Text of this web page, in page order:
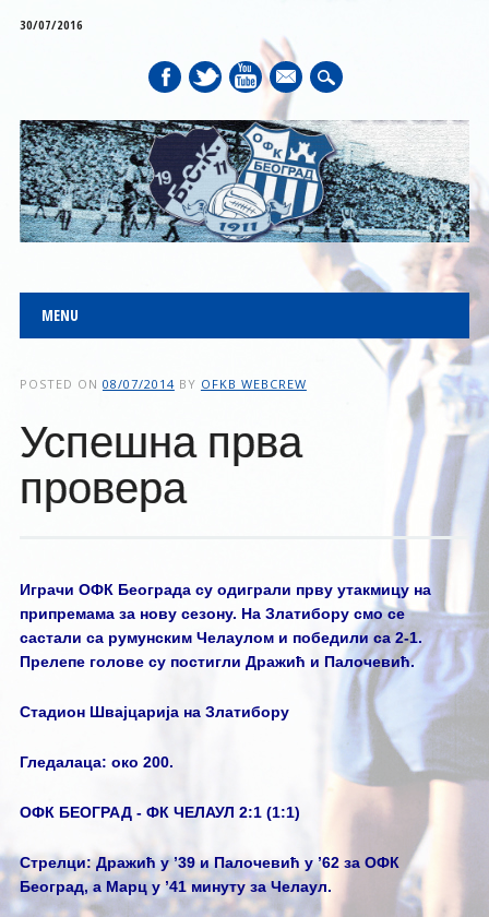
30/07/2016
mail
Main menu
MENU
POSTED ON 08/07/2014 BY OFKB WEBCREW
Успешна прва
провера
Играчи ОФК Београда су одиграли прву утакмицу на
припремама за нову сезону. На Златибору смо се
састали са румунским Челаулом и победили са 2-1.
Прелепе голове су постигли Дражић и Палочевић.
Стадион Швајцарија на Златибору
Гледалаца: око 200.
ОФК БЕОГРАД - ФК ЧЕЛАУЛ 2:1 (1:1)
Стрелци: Дражић у ’39 и Палочевић у ’62 за ОФК
Београд, а Марц у ’41 минуту за Челаул.